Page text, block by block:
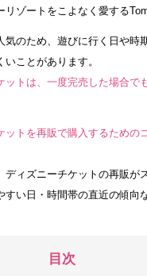
ゾートをこよなく愛する
気のため、遊びに行く日や時
ことがあります。
ットは、一度完売した場合で
ットを再販で購入するための
ディズニーチケットの再販が
すい日・時間帯の直近の傾向
目次